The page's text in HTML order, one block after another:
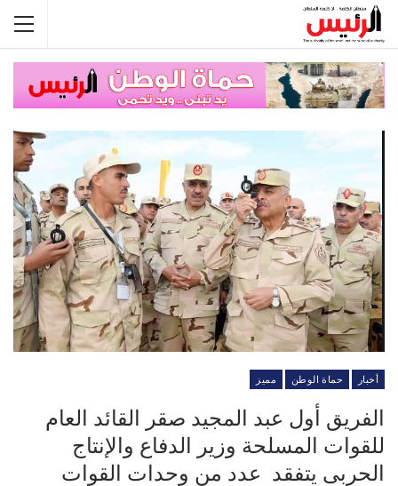
أخبار حماة الوطن مميز
الفريق أول عبد المجيد صقر القائد العام
للقوات المسلحة وزير الدفاع والإنتاج
الحربى يتفقد عدد من وحدات القوات